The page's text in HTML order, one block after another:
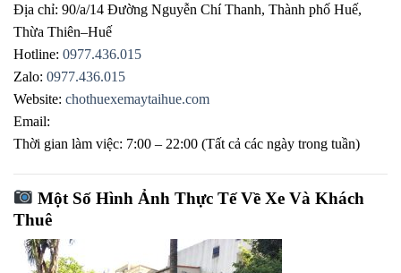
Địa chỉ: 90/a/14 Đường Nguyễn Chí Thanh, Thành phố Huế,
Thừa Thiên–Huế
Hotline: 0977.436.015
Zalo: 0977.436.015
Website: chothuexemaytaihue.com
Email:
Thời gian làm việc: 7:00 – 22:00 (Tất cả các ngày trong tuần)
Một Số Hình Ảnh Thực Tế Về Xe Và Khách
Thuê